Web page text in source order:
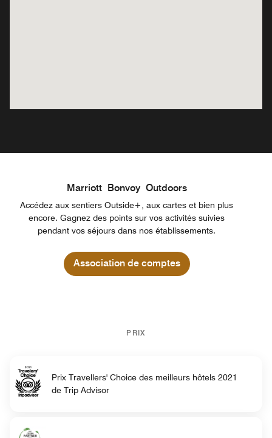
Marriott Bonvoy Outdoors
Accédez aux sentiers Outside+, aux cartes et bien plus
encore. Gagnez des points sur vos activités suivies
pendant vos séjours dans nos établissements.
Association de comptes
PRIX
Prix Travellers' Choice des meilleurs hôtels 2021
de Trip Advisor